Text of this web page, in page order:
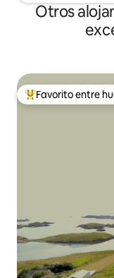
Otros
Favorito entre
Favorito entre